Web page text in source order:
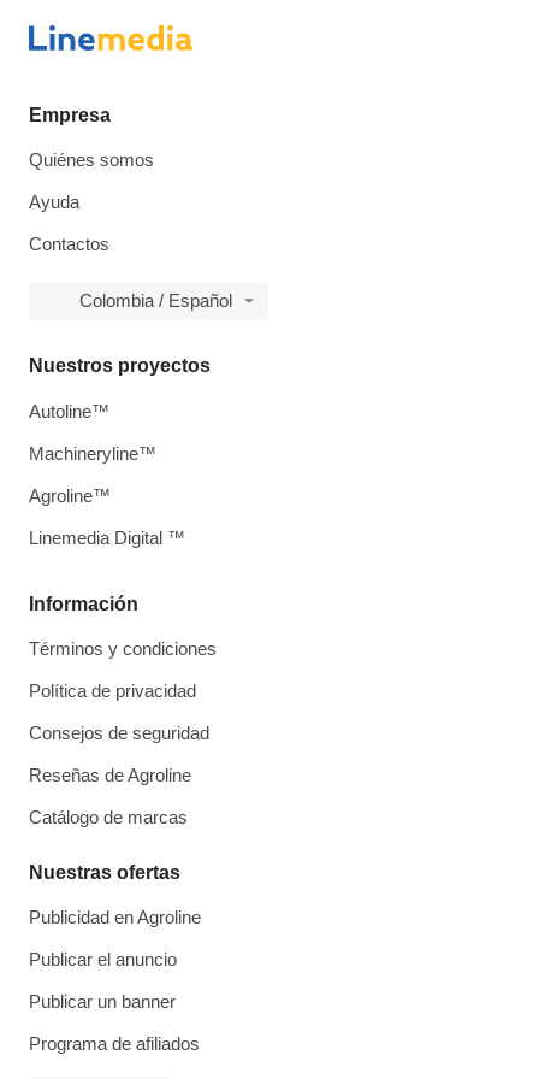
Empresa
Quiénes somos
Ayuda
Contactos
Colombia / Español
Información
Términos y condiciones
Política de privacidad
Consejos de seguridad
Reseñas de Agroline
Catálogo de marcas
Nuestras ofertas
Publicidad en Agroline
Publicar el anuncio
Publicar un banner
Programa de afiliados
Nuestros proyectos
Autoline™
Machineryline™
Agroline™
Linemedia Digital ™